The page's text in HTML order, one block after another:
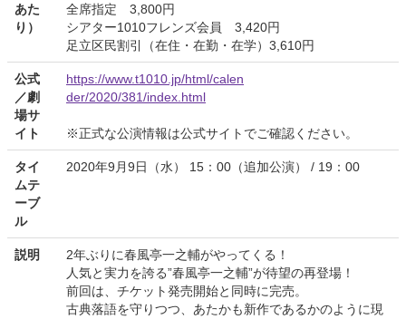
あた
り）
全席指定 3,800円
シアター1010フレンズ会員 3,420円
足立区民割引（在住・在勤・在学）3,610円
公式
／劇
場サ
イト
https://www.t1010.jp/html/calen
der/2020/381/index.html
※正式な公演情報は公式サイトでご確認ください。
タイ
ムテ
ーブ
ル
2020年9月9日（水） 15：00（追加公演） / 19：00
説明
2年ぶりに春風亭一之輔がやってくる！
人気と実力を誇る”春風亭一之輔”が待望の再登場！
前回は、チケット発売開始と同時に完売。
古典落語を守りつつ、あたかも新作であるかのように現